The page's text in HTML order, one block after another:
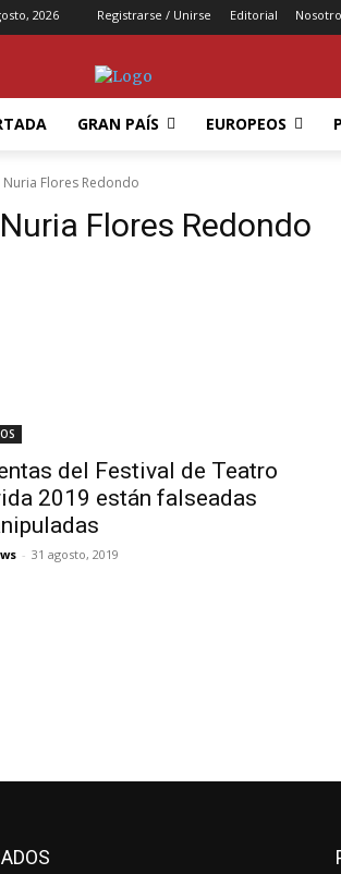
2026 Registrarse / Unirse Editorial
GRAN PAÍS EUROPEOS
Nuria Flores Redondo
Nuria Flores Redondo
del Festival de Teatro
2019 están falseadas
- 31 agosto, 2019